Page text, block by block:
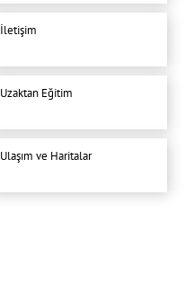
İletişim
Uzaktan Eğitim
Ulaşım ve Haritalar